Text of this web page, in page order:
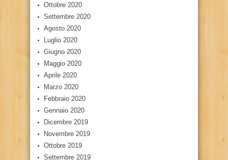
Ottobre 2020
Settembre 2020
Agosto 2020
Luglio 2020
Giugno 2020
Maggio 2020
Aprile 2020
Marzo 2020
Febbraio 2020
Gennaio 2020
Dicembre 2019
Novembre 2019
Ottobre 2019
Settembre 2019